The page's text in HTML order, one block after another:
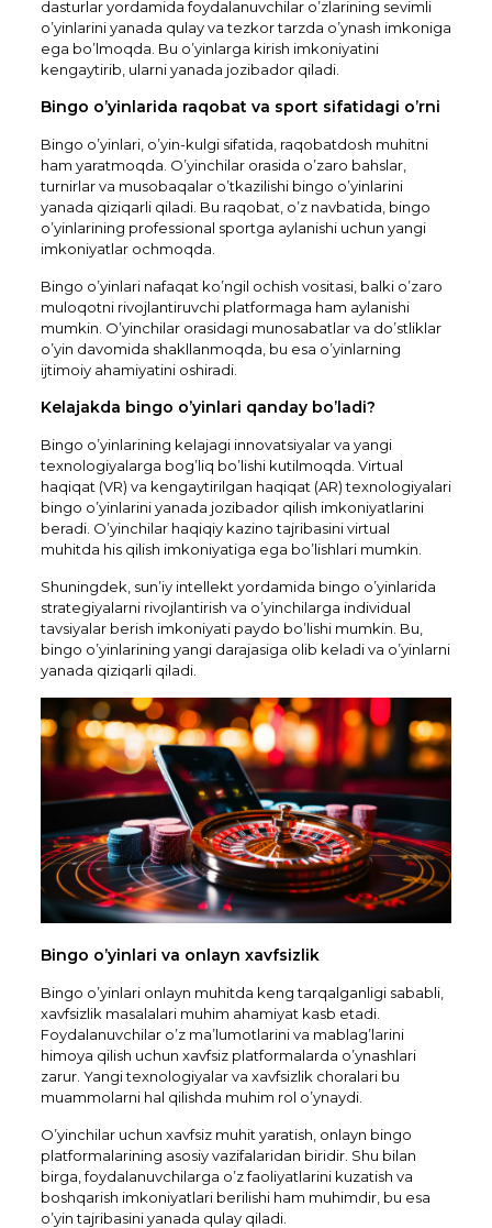
dasturlar yordamida foydalanuvchilar o’zlarining sevimli
o’yinlarini yanada qulay va tezkor tarzda o’ynash imkoniga
ega bo’lmoqda. Bu o’yinlarga kirish imkoniyatini
kengaytirib, ularni yanada jozibador qiladi.
Bingo o’yinlarida raqobat va sport sifatidagi o’rni
Bingo o’yinlari, o’yin-kulgi sifatida, raqobatdosh muhitni
ham yaratmoqda. O’yinchilar orasida o’zaro bahslar,
turnirlar va musobaqalar o’tkazilishi bingo o’yinlarini
yanada qiziqarli qiladi. Bu raqobat, o’z navbatida, bingo
o’yinlarining professional sportga aylanishi uchun yangi
imkoniyatlar ochmoqda.
Bingo o’yinlari nafaqat ko’ngil ochish vositasi, balki o’zaro
muloqotni rivojlantiruvchi platformaga ham aylanishi
mumkin. O’yinchilar orasidagi munosabatlar va do’stliklar
o’yin davomida shakllanmoqda, bu esa o’yinlarning
ijtimoiy ahamiyatini oshiradi.
Kelajakda bingo o’yinlari qanday bo’ladi?
Bingo o’yinlarining kelajagi innovatsiyalar va yangi
texnologiyalarga bog’liq bo’lishi kutilmoqda. Virtual
haqiqat (VR) va kengaytirilgan haqiqat (AR) texnologiyalari
bingo o’yinlarini yanada jozibador qilish imkoniyatlarini
beradi. O’yinchilar haqiqiy kazino tajribasini virtual
muhitda his qilish imkoniyatiga ega bo’lishlari mumkin.
Shuningdek, sun’iy intellekt yordamida bingo o’yinlarida
strategiyalarni rivojlantirish va o’yinchilarga individual
tavsiyalar berish imkoniyati paydo bo’lishi mumkin. Bu,
bingo o’yinlarining yangi darajasiga olib keladi va o’yinlarni
yanada qiziqarli qiladi.
Bingo o’yinlari va onlayn xavfsizlik
Bingo o’yinlari onlayn muhitda keng tarqalganligi sababli,
xavfsizlik masalalari muhim ahamiyat kasb etadi.
Foydalanuvchilar o’z ma’lumotlarini va mablag’larini
himoya qilish uchun xavfsiz platformalarda o’ynashlari
zarur. Yangi texnologiyalar va xavfsizlik choralari bu
muammolarni hal qilishda muhim rol o’ynaydi.
O’yinchilar uchun xavfsiz muhit yaratish, onlayn bingo
platformalarining asosiy vazifalaridan biridir. Shu bilan
birga, foydalanuvchilarga o’z faoliyatlarini kuzatish va
boshqarish imkoniyatlari berilishi ham muhimdir, bu esa
o’yin tajribasini yanada qulay qiladi.